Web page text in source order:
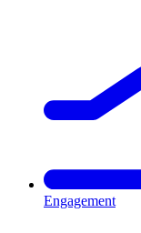
Engagement